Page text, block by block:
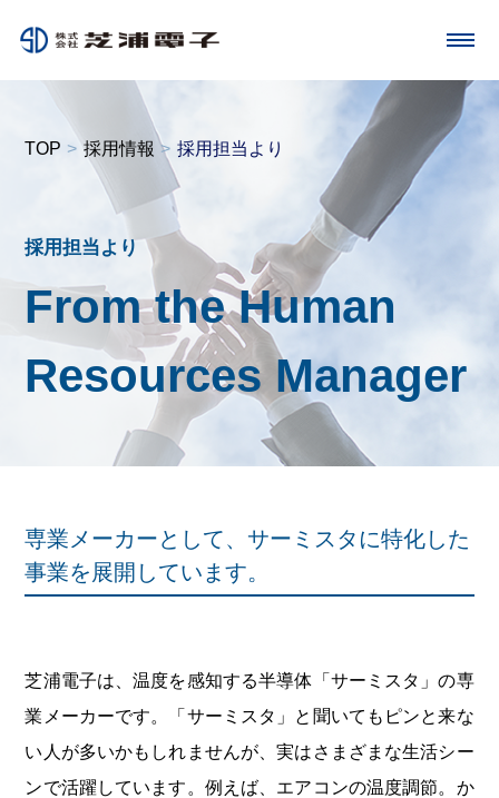
toggle
TOP 採用情報 採用担当より
採用担当より
From the Human
Resources Manager
専業メーカーとして、サーミスタに特化した
事業を展開しています。
芝浦電子は、温度を感知する半導体「サーミスタ」の専
業メーカーです。「サーミスタ」と聞いてもピンと来な
い人が多いかもしれませんが、実はさまざまな生活シー
ンで活躍しています。例えば、エアコンの温度調節。か